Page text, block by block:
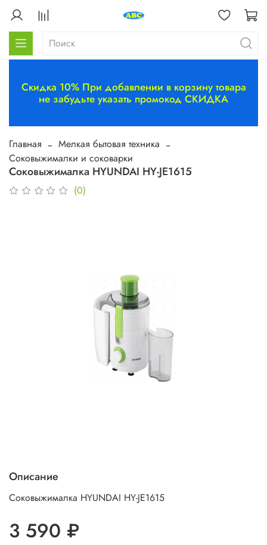
Скидка 10% При добавлении в корзину товара
не забудьте указать промокод СКИДКА
Главная
Мелкая бытовая техника
Соковыжималки и соковарки
Соковыжималка HYUNDAI HY-JE1615
(0)
Описание
Соковыжималка HYUNDAI HY-JE1615
3 590 ₽